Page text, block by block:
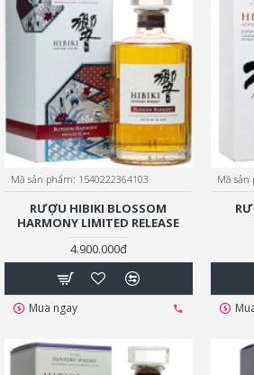
Mã sản phẩm: 1540222364103
RƯỢU HIBIKI BLOSSOM
HARMONY LIMITED RELEASE
4.900.000đ
Mua ngay
Mã sản